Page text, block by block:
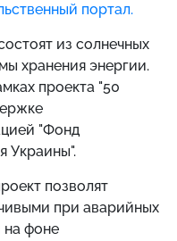
портал.
из солнечных
хранения энергии.
проекта "50
"Фонд
Украины".
позволят
при аварийных
на фоне